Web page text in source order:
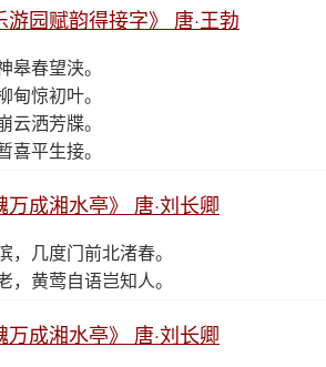
游园赋韵得接字》 唐·王勃
皋春望浃。
甸惊初叶。
云洒芳牒。
喜平生接。
万成湘水亭》 唐·刘长卿
，几度门前北渚春。
，黄莺自语岂知人。
万成湘水亭》 唐·刘长卿